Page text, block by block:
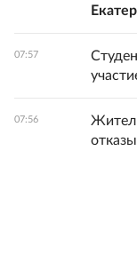
07:57
07:56